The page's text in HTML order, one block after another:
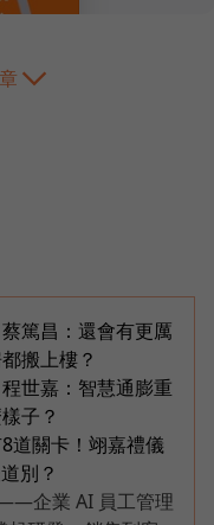
篤昌：還會有更厲
搬上樓？
世嘉：智慧通膨重
子？
道關卡！翊嘉禮儀
別？
企業 AI 員工管理